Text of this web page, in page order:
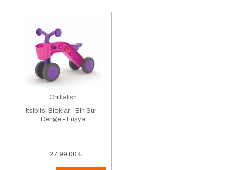
Chillafish
Itsibitsi Bloklar - Bin Sür -
Denge - Fuşya
2.499,00 ₺